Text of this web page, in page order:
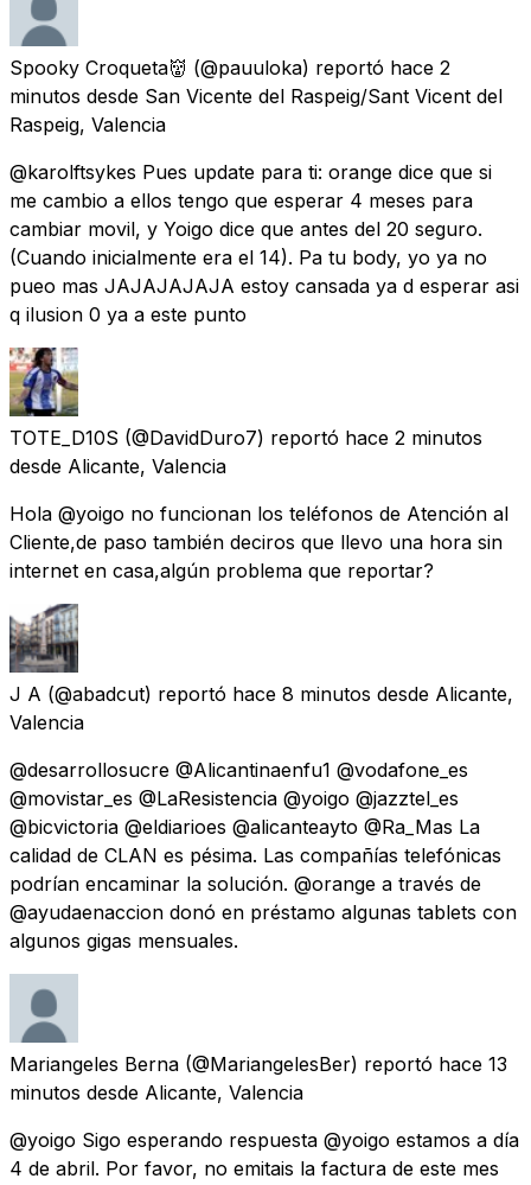
Spooky Croqueta👹 (@pauuloka) reportó hace 2
minutos desde San Vicente del Raspeig/Sant Vicent del
Raspeig, Valencia
@karolftsykes Pues update para ti: orange dice que si
me cambio a ellos tengo que esperar 4 meses para
cambiar movil, y Yoigo dice que antes del 20 seguro.
(Cuando inicialmente era el 14). Pa tu body, yo ya no
pueo mas JAJAJAJAJA estoy cansada ya d esperar asi
q ilusion 0 ya a este punto
TOTE_D10S (@DavidDuro7) reportó hace 2 minutos
desde Alicante, Valencia
Hola @yoigo no funcionan los teléfonos de Atención al
Cliente,de paso también deciros que llevo una hora sin
internet en casa,algún problema que reportar?
J A (@abadcut) reportó hace 8 minutos desde Alicante,
Valencia
@desarrollosucre @Alicantinaenfu1 @vodafone_es
@movistar_es @LaResistencia @yoigo @jazztel_es
@bicvictoria @eldiarioes @alicanteayto @Ra_Mas La
calidad de CLAN es pésima. Las compañías telefónicas
podrían encaminar la solución. @orange a través de
@ayudaenaccion donó en préstamo algunas tablets con
algunos gigas mensuales.
Mariangeles Berna (@MariangelesBer) reportó hace 13
minutos desde Alicante, Valencia
@yoigo Sigo esperando respuesta @yoigo estamos a día
4 de abril. Por favor, no emitais la factura de este mes